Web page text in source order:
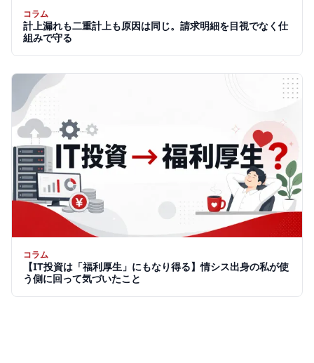
コラム
計上漏れも二重計上も原因は同じ。請求明細を目視でなく仕
組みで守る
コラム
【IT投資は「福利厚生」にもなり得る】情シス出身の私が使
う側に回って気づいたこと